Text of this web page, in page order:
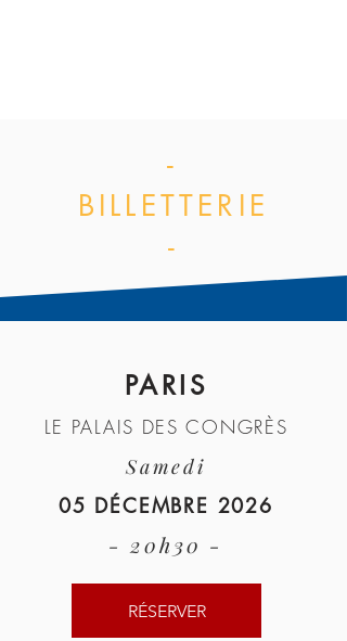
-
BILLETTERIE
-
PARIS
LE PALAIS DES CONGRÈS
Samedi
05 DÉCEMBRE 2026
- 20h30 -
RÉSERVER